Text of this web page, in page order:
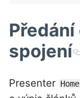
spojení
Presenter